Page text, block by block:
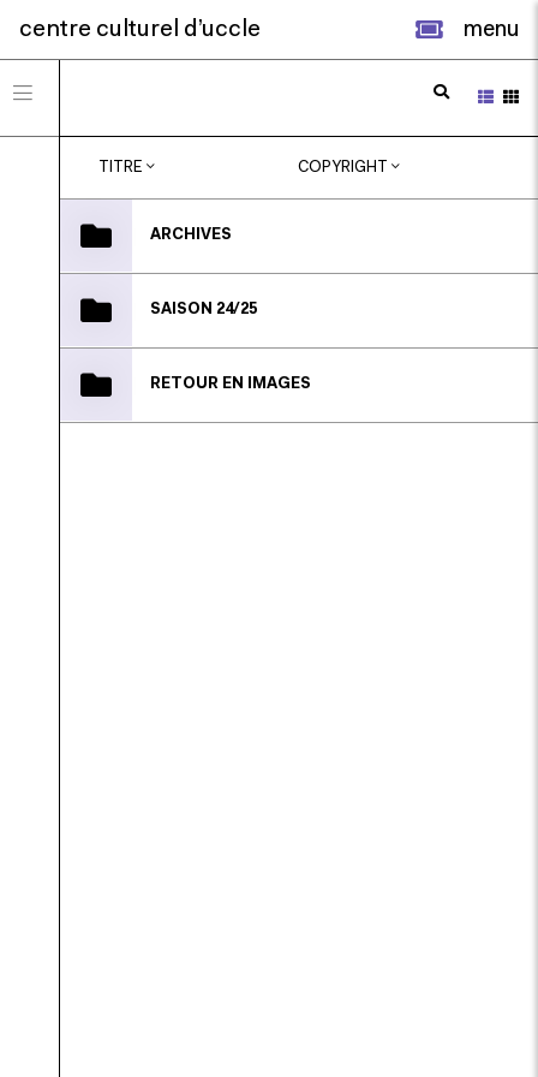
centre culturel d’uccle menu
TITRE COPYRIGHT
ARCHIVES
SAISON 24/25
RETOUR EN IMAGES